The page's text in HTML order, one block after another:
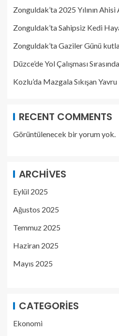
Zonguldak’ta 2025 Yılının
Zonguldak’ta Sahipsiz Kedi
Zonguldak’ta Gaziler Günü
Düzce’de Yol Çalışması
Kozlu’da Mazgala Sıkışan
RECENT COMMENTS
Görüntülenecek bir yorum yok.
ARCHIVES
Eylül 2025
Ağustos 2025
Temmuz 2025
Haziran 2025
Mayıs 2025
CATEGORIES
Ekonomi